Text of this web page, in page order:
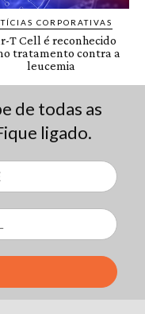
de todas as
ligado.